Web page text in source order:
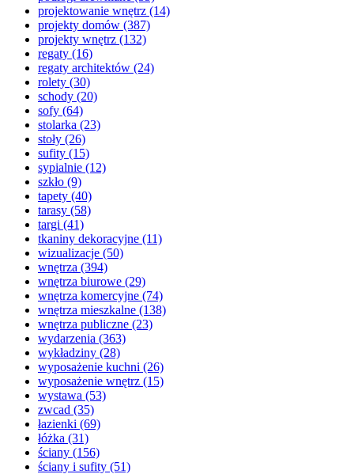
projektowanie wnętrz (14)
projekty domów (387)
projekty wnętrz (132)
regaty (16)
regaty architektów (24)
rolety (30)
schody (20)
sofy (64)
stolarka (23)
stoły (26)
sufity (15)
sypialnie (12)
szkło (9)
tapety (40)
tarasy (58)
targi (41)
tkaniny dekoracyjne (11)
wizualizacje (50)
wnętrza (394)
wnętrza biurowe (29)
wnętrza komercyjne (74)
wnętrza mieszkalne (138)
wnętrza publiczne (23)
wydarzenia (363)
wykładziny (28)
wyposażenie kuchni (26)
wyposażenie wnętrz (15)
wystawa (53)
zwcad (35)
łazienki (69)
łóżka (31)
ściany (156)
ściany i sufity (51)